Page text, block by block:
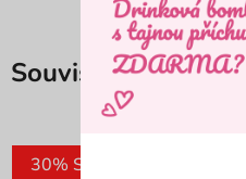
Související produkty
30% SLEVA